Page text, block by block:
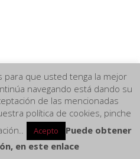
para que usted tenga la mejor
navegando está dando su
de las mencionadas
política de cookies, pinche
Acepto
Puede obtener
en este enlace